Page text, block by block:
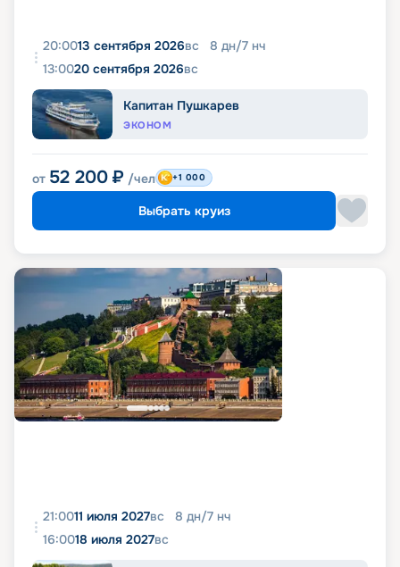
20:0013 сентября 2026вс 8 дн/7 нч
13:0020 сентября 2026вс
Капитан Пушкарев
ЭКОНОМ
от 52 200 ₽ /чел +1 000
Выбрать круиз
21:0011 июля 2027вс 8 дн/7 нч
16:0018 июля 2027вс